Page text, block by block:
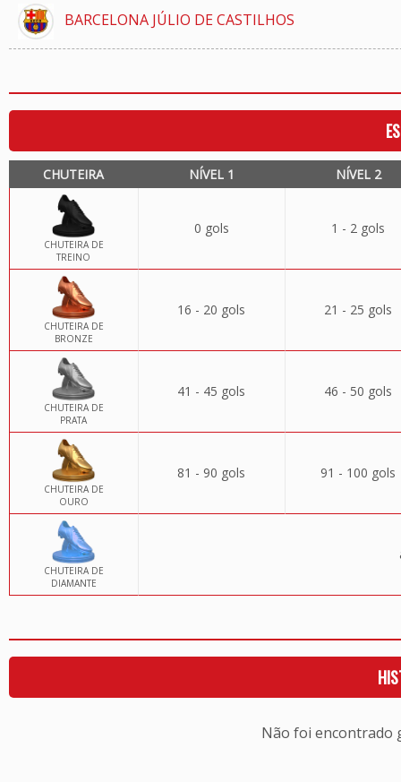
BARCELONA JÚLIO DE CASTILHOS
CHUTEIRA NÍVEL 1 NÍVEL 2
CHUTEIRA DE
TREINO
0 gols 1 - 2 gols
CHUTEIRA DE
BRONZE
16 - 20 gols 21 - 25 gols
CHUTEIRA DE
PRATA
41 - 45 gols 46 - 50 gols
CHUTEIRA DE
OURO
81 - 90 gols 91 - 100 gols
CHUTEIRA DE
DIAMANTE
Não foi encontrado